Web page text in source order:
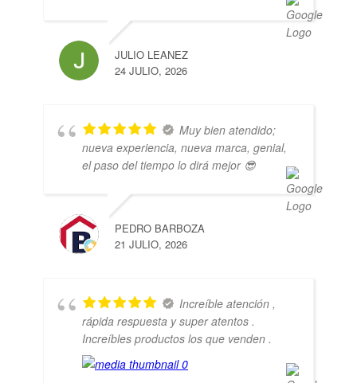
JULIO LEANEZ
24 JULIO, 2026
Muy bien atendido;
nueva experiencia, nueva marca, genial,
el paso del tiempo lo dirá mejor 😎
PEDRO BARBOZA
21 JULIO, 2026
Increíble atención ,
rápida respuesta y super atentos .
Increíbles productos los que venden .